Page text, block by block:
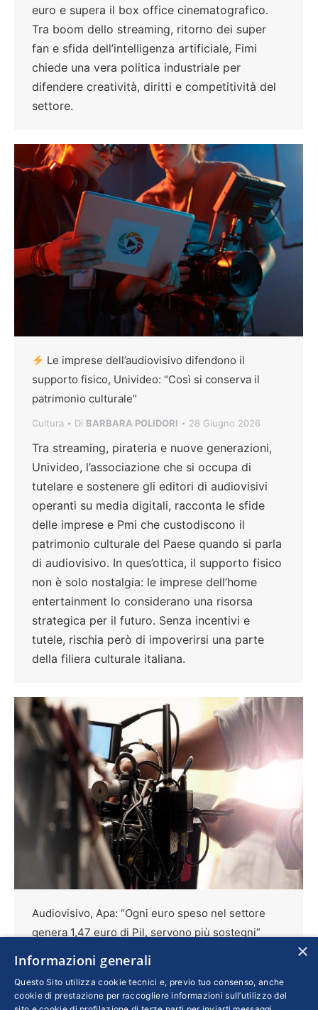
euro e supera il box office cinematografico.
Tra boom dello streaming, ritorno dei super
fan e sfida dell’intelligenza artificiale, Fimi
chiede una vera politica industriale per
difendere creatività, diritti e competitività del
settore.
Le imprese dell’audiovisivo difendono il
supporto fisico, Univideo: “Così si conserva il
patrimonio culturale”
Cultura Di BARBARA POLIDORI 28 Giugno 2026
Tra streaming, pirateria e nuove generazioni,
Univideo, l’associazione che si occupa di
tutelare e sostenere gli editori di audiovisivi
operanti su media digitali, racconta le sfide
delle imprese e Pmi che custodiscono il
patrimonio culturale del Paese quando si parla
di audiovisivo. In ques’ottica, il supporto fisico
non è solo nostalgia: le imprese dell’home
entertainment lo considerano una risorsa
strategica per il futuro. Senza incentivi e
tutele, rischia però di impoverirsi una parte
della filiera culturale italiana.
Audiovisivo, Apa: “Ogni euro speso nel settore
genera 1,47 euro di Pil, servono più sostegni”
Cultura DiPOLIDORI 21 Giugno 2026
L’audiovisivo italiano si conferma un motore
economico strategico: secondo Apa
×
Informazioni generali
Questo Sito utilizza cookie tecnici e, previo tuo consenso, anche
cookie di prestazione per raccogliere informazioni sull’utilizzo del